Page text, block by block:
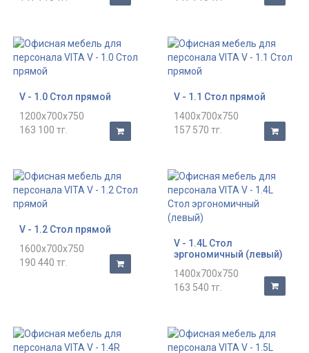
V - 1.0 Стол прямой
1200x700x750
163 100 тг.
V - 1.1 Стол прямой
1400x700x750
157 570 тг.
V - 1.2 Стол прямой
1600x700x750
190 440 тг.
V - 1.4L Стол
эргономичный (левый)
1400x700x750
163 540 тг.